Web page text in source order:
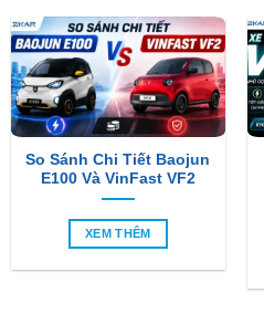
So Sánh Chi Tiết Baojun
E100 Và VinFast VF2
XEM THÊM